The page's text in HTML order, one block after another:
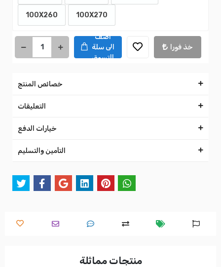
100X260 100X270
اضف
الى سلة
التسوق
خذ فورا
خصائص المنتج
التعليقات
خيارات الدفع
التأمين والتسليم
منتجات مماثلة